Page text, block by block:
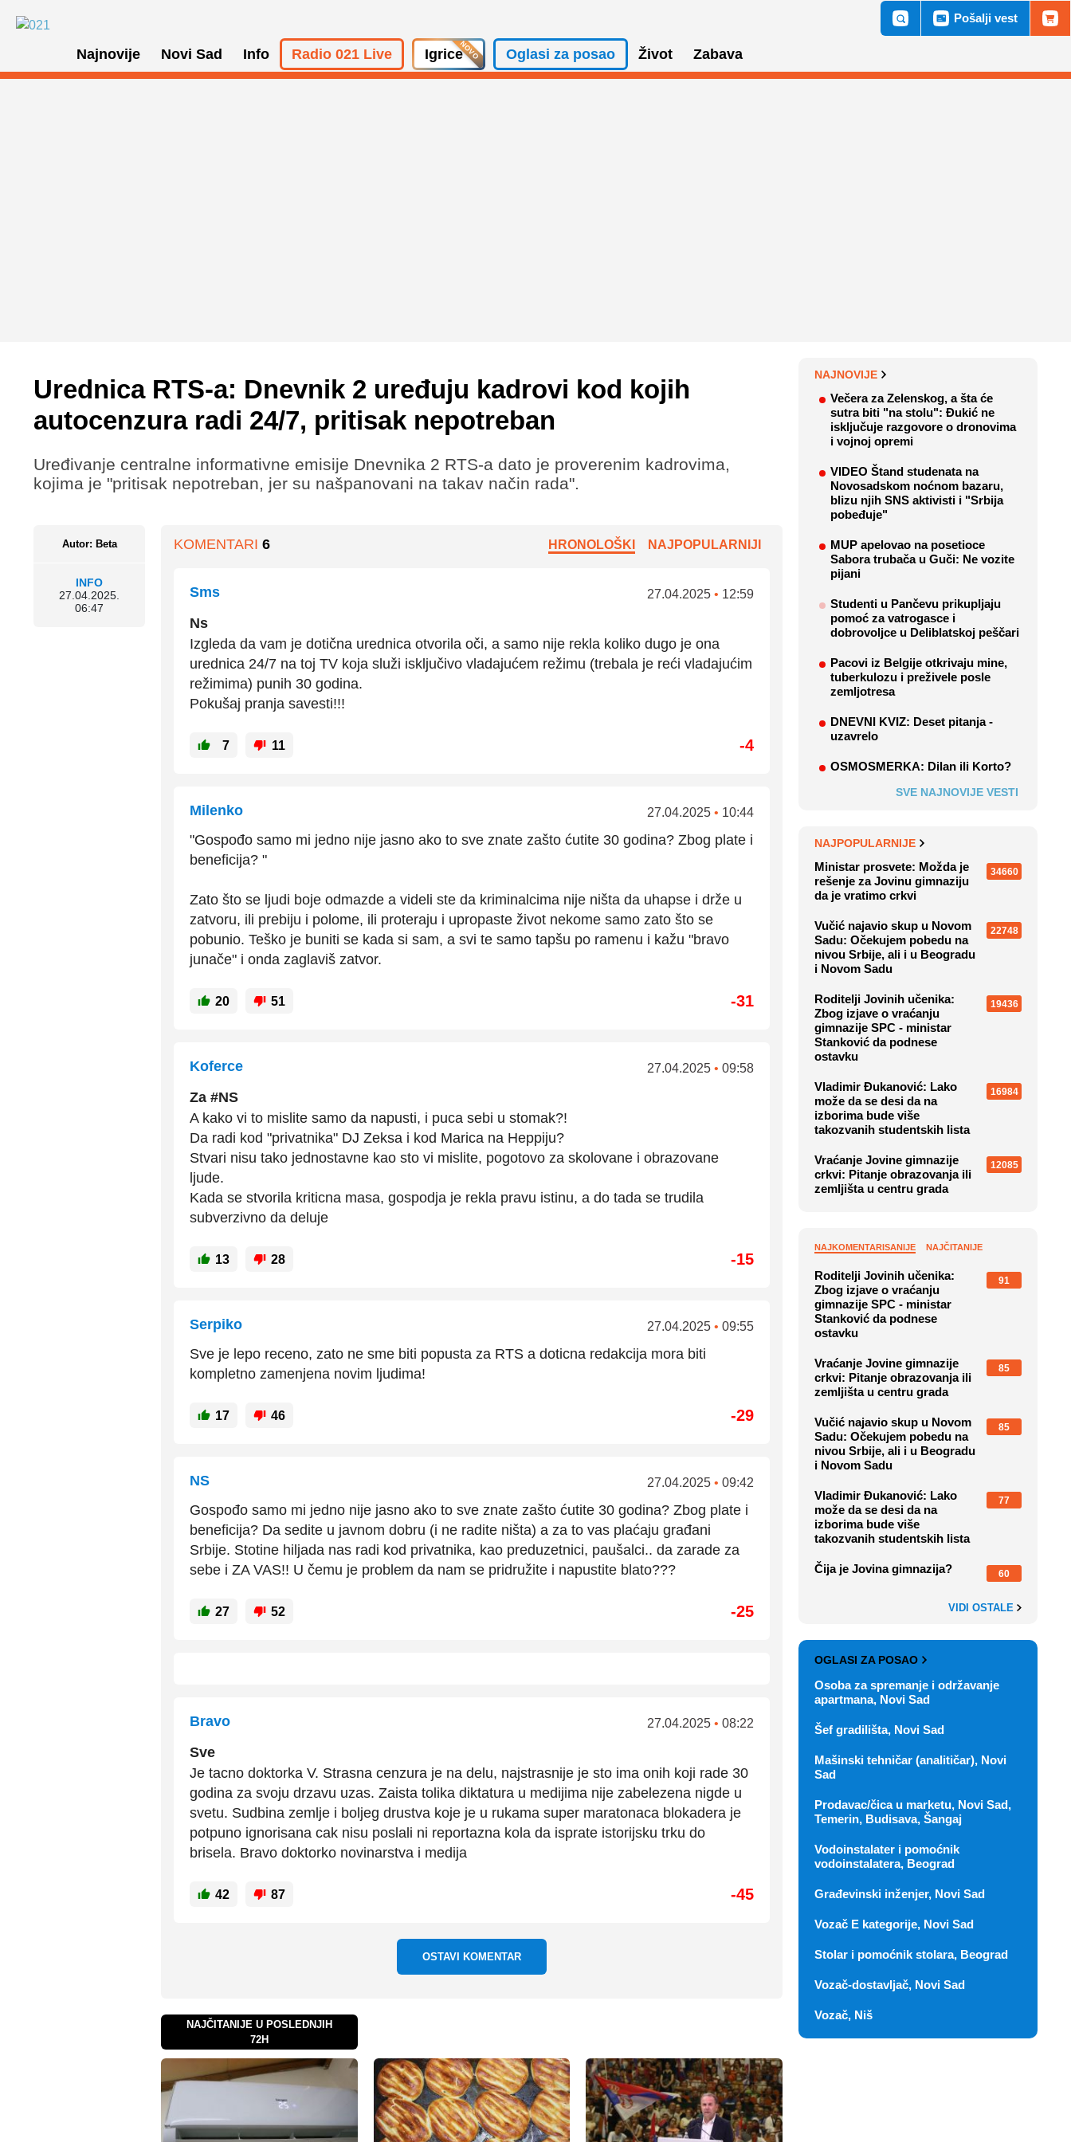
Najnovije Novi Sad Info Radio 021 Live Igrice Oglasi za posao Život Zabava
Pošalji vest
Urednica RTS-a: Dnevnik 2 uređuju kadrovi kod kojih
autocenzura radi 24/7, pritisak nepotreban
Autor: Beta
INFO
27.04.2025.
06:47
Uređivanje centralne informativne emisije Dnevnika 2 RTS-a dato je proverenim kadrovima,
kojima je "pritisak nepotreban, jer su našpanovani na takav način rada".
KOMENTARI 6 HRONOLOŠKI NAJPOPULARNIJI
Sms 27.04.2025 • 12:59
Ns
Izgleda da vam je dotična urednica otvorila oči, a samo nije rekla koliko dugo je ona
urednica 24/7 na toj TV koja služi isključivo vladajućem režimu (trebala je reći vladajućim
režimima) punih 30 godina.
Pokušaj pranja savesti!!!
7 11 -4
Milenko 27.04.2025 • 10:44
"Gospođo samo mi jedno nije jasno ako to sve znate zašto ćutite 30 godina? Zbog plate i
beneficija? "
Zato što se ljudi boje odmazde a videli ste da kriminalcima nije ništa da uhapse i drže u
zatvoru, ili prebiju i polome, ili proteraju i upropaste život nekome samo zato što se
pobunio. Teško je buniti se kada si sam, a svi te samo tapšu po ramenu i kažu "bravo
junače" i onda zaglaviš zatvor.
20 51 -31
Koferce 27.04.2025 • 09:58
Za #NS
A kako vi to mislite samo da napusti, i puca sebi u stomak?!
Da radi kod "privatnika" DJ Zeksa i kod Marica na Heppiju?
Stvari nisu tako jednostavne kao sto vi mislite, pogotovo za skolovane i obrazovane
ljude.
Kada se stvorila kriticna masa, gospodja je rekla pravu istinu, a do tada se trudila
subverzivno da deluje
13 28 -15
Serpiko 27.04.2025 • 09:55
Sve je lepo receno, zato ne sme biti popusta za RTS a doticna redakcija mora biti
kompletno zamenjena novim ljudima!
17 46 -29
NS 27.04.2025 • 09:42
Gospođo samo mi jedno nije jasno ako to sve znate zašto ćutite 30 godina? Zbog plate i
beneficija? Da sedite u javnom dobru (i ne radite ništa) a za to vas plaćaju građani
Srbije. Stotine hiljada nas radi kod privatnika, kao preduzetnici, paušalci.. da zarade za
sebe i ZA VAS!! U čemu je problem da nam se pridružite i napustite blato???
27 52 -25
Bravo 27.04.2025 • 08:22
Sve
Je tacno doktorka V. Strasna cenzura je na delu, najstrasnije je sto ima onih koji rade 30
godina za svoju drzavu uzas. Zaista tolika diktatura u medijima nije zabelezena nigde u
svetu. Sudbina zemlje i boljeg drustva koje je u rukama super maratonaca blokadera je
potpuno ignorisana cak nisu poslali ni reportazna kola da isprate istorijsku trku do
brisela. Bravo doktorko novinarstva i medija
42 87 -45
OSTAVI KOMENTAR
NAJČITANIJE U POSLEDNJIH
72H
NAJNOVIJE
Večera za Zelenskog, a šta će
sutra biti "na stolu": Đukić ne
isključuje razgovore o dronovima
i vojnoj opremi
VIDEO Štand studenata na
Novosadskom noćnom bazaru,
blizu njih SNS aktivisti i "Srbija
pobeđuje"
MUP apelovao na posetioce
Sabora trubača u Guči: Ne vozite
pijani
Studenti u Pančevu prikupljaju
pomoć za vatrogasce i
dobrovoljce u Deliblatskoj peščari
Pacovi iz Belgije otkrivaju mine,
tuberkulozu i preživele posle
zemljotresa
DNEVNI KVIZ: Deset pitanja -
uzavrelo
OSMOSMERKA: Dilan ili Korto?
SVE NAJNOVIJE VESTI
NAJPOPULARNIJE
Ministar prosvete: Možda je
rešenje za Jovinu gimnaziju
da je vratimo crkvi
34660
Vučić najavio skup u Novom
Sadu: Očekujem pobedu na
nivou Srbije, ali i u Beogradu
i Novom Sadu
22748
Roditelji Jovinih učenika:
Zbog izjave o vraćanju
gimnazije SPC - ministar
Stanković da podnese
ostavku
19436
Vladimir Đukanović: Lako
može da se desi da na
izborima bude više
takozvanih studentskih lista
16984
Vraćanje Jovine gimnazije
crkvi: Pitanje obrazovanja ili
zemljišta u centru grada
12085
NAJKOMENTARISANIJE NAJČITANIJE
Roditelji Jovinih učenika:
Zbog izjave o vraćanju
gimnazije SPC - ministar
Stanković da podnese
ostavku
91
Vraćanje Jovine gimnazije
crkvi: Pitanje obrazovanja ili
zemljišta u centru grada
85
Vučić najavio skup u Novom
Sadu: Očekujem pobedu na
nivou Srbije, ali i u Beogradu
i Novom Sadu
85
Vladimir Đukanović: Lako
može da se desi da na
izborima bude više
takozvanih studentskih lista
77
Čija je Jovina gimnazija? 60
VIDI OSTALE
OGLASI ZA POSAO
Osoba za spremanje i održavanje
apartmana, Novi Sad
Šef gradilišta, Novi Sad
Mašinski tehničar (analitičar), Novi
Sad
Prodavac/čica u marketu, Novi Sad,
Temerin, Budisava, Šangaj
Vodoinstalater i pomoćnik
vodoinstalatera, Beograd
Građevinski inženjer, Novi Sad
Vozač E kategorije, Novi Sad
Stolar i pomoćnik stolara, Beograd
Vozač-dostavljač, Novi Sad
Vozač, Niš